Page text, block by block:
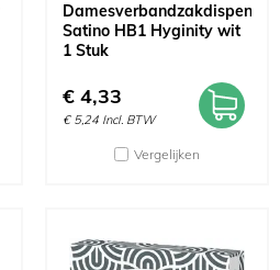
Damesverbandzakdispenser
Satino HB1 Hyginity wit
1 Stuk
€ 4,33
€ 5,24 Incl. BTW
Vergelijken